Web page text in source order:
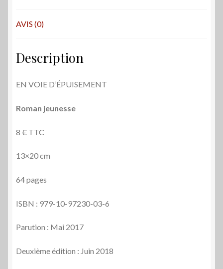
AVIS (0)
Description
EN VOIE D’ÉPUISEMENT
Roman jeunesse
8 € TTC
13×20 cm
64 pages
ISBN : 979-10-97230-03-6
Parution : Mai 2017
Deuxième édition : Juin 2018